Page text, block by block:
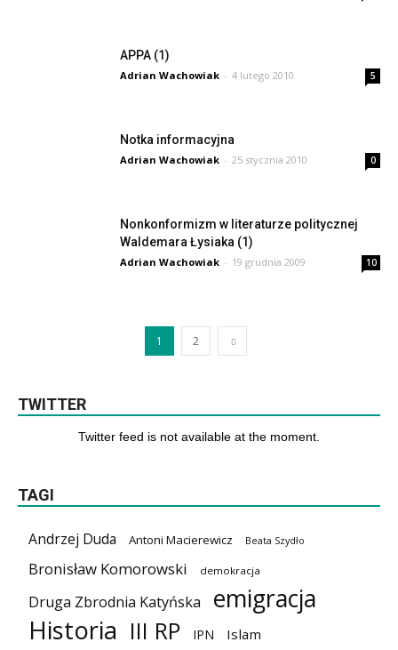
APPA (1)
Adrian Wachowiak - 4 lutego 2010 5
Notka informacyjna
Adrian Wachowiak - 25 stycznia 2010 0
Nonkonformizm w literaturze politycznej
Waldemara Łysiaka (1)
Adrian Wachowiak - 19 grudnia 2009 10
1 2
TWITTER
Twitter feed is not available at the moment.
TAGI
Andrzej Duda Antoni Macierewicz Beata Szydło
Bronisław Komorowski demokracja
Druga Zbrodnia Katyńska
emigracja
Historia III RP IPN Islam